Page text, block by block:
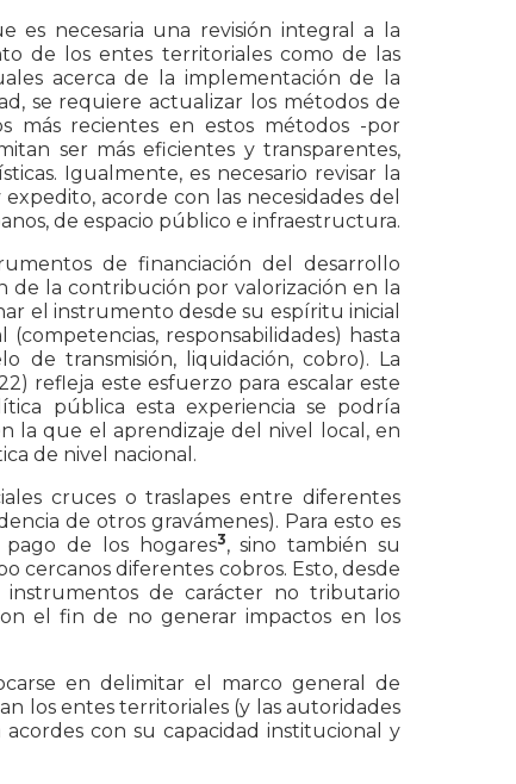
es necesaria una revisión integral a la
de los entes territoriales como de las
acerca de la implementación de la
se requiere actualizar los métodos de
más recientes en estos métodos -por
ser más eficientes y transparentes,
Igualmente, es necesario revisar la
acorde con las necesidades del
de espacio público e infraestructura.
de financiación del desarrollo
la contribución por valorización en la
el instrumento desde su espíritu inicial
responsabilidades) hasta
de transmisión, liquidación, cobro). La
refleja este esfuerzo para escalar este
pública esta experiencia se podría
la que el aprendizaje del nivel local, en
de nivel nacional.
cruces o traslapes entre diferentes
de otros gravámenes). Para esto es
de los hogares3, sino también su
cercanos diferentes cobros. Esto, desde
de carácter no tributario
el fin de no generar impactos en los
en delimitar el marco general de
los entes territoriales (y las autoridades
con su capacidad institucional y